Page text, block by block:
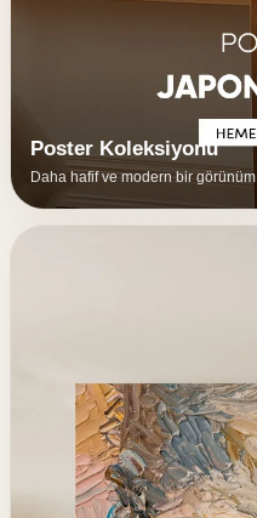
Poster Koleksiyonu
Daha hafif ve modern bir görünüm